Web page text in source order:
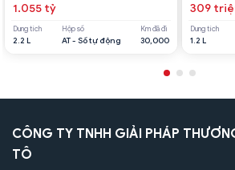
1.055 tỷ
Dung tích
2.2 L
Hộp số
AT - Số tự động
Km đã đi
30,000
309
Dung tích
1.2 L
CÔNG TY TNHH GIẢI PHÁP
TÔ